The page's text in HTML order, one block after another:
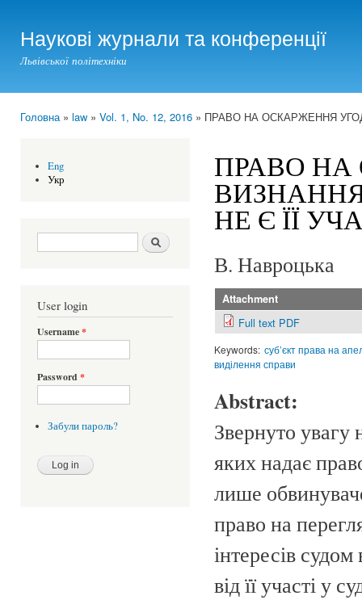
Наукові журнали та конференції
Львівської політехніки
Головна» law » Vol. 1, No. 12, 2016 » ПРАВО НА ОСКАРЖЕННЯ
Eng
Укр
Search form Шукати
User login
Username*
Password *
Забули пароль?
ПРАВО
НЕ Є ЇЇ
В. Навроцька
Attachment
Full text PDF
Keywords: суб’єкт права на
виділення справи
Abstract:
Звернуто увагу
яких надає
лише
право на
інтересів
від її участі у